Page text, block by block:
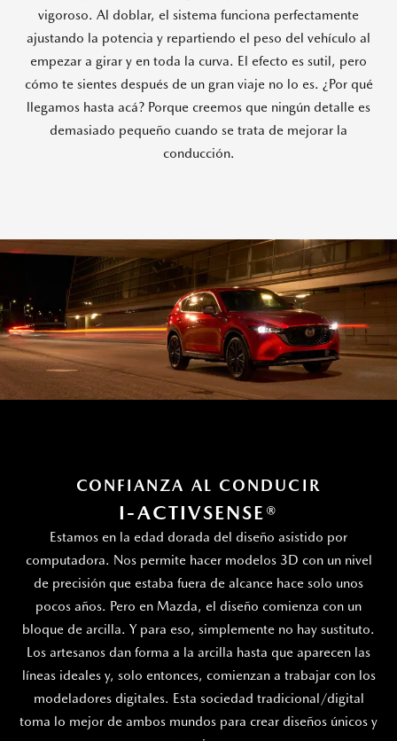
vigoroso. Al doblar, el sistema funciona perfectamente
ajustando la potencia y repartiendo el peso del vehículo al
empezar a girar y en toda la curva. El efecto es sutil, pero
cómo te sientes después de un gran viaje no lo es. ¿Por qué
llegamos hasta acá? Porque creemos que ningún detalle es
demasiado pequeño cuando se trata de mejorar la
conducción.
CONFIANZA AL CONDUCIR
I-ACTIVSENSE®
Estamos en la edad dorada del diseño asistido por
computadora. Nos permite hacer modelos 3D con un nivel
de precisión que estaba fuera de alcance hace solo unos
pocos años. Pero en Mazda, el diseño comienza con un
bloque de arcilla. Y para eso, simplemente no hay sustituto.
Los artesanos dan forma a la arcilla hasta que aparecen las
líneas ideales y, solo entonces, comienzan a trabajar con los
modeladores digitales. Esta sociedad tradicional/digital
toma lo mejor de ambos mundos para crear diseños únicos y